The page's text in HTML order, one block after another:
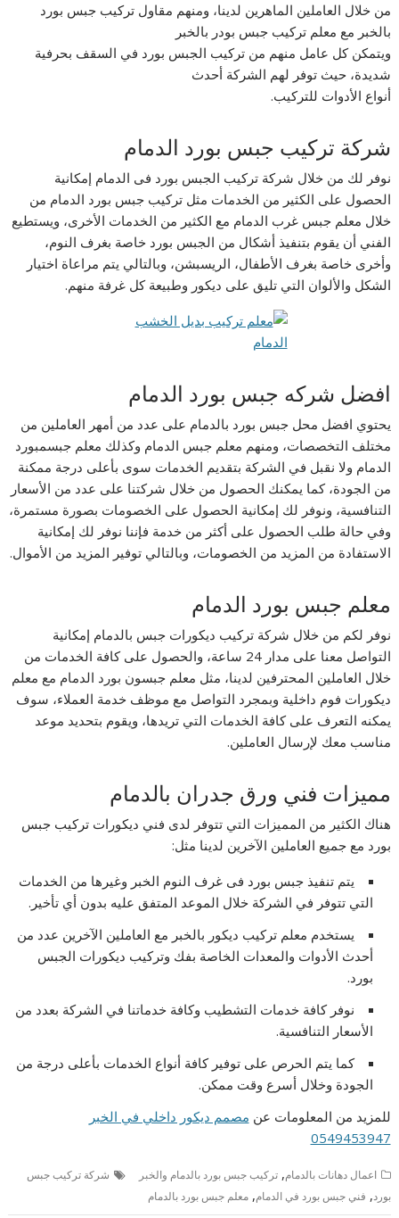
من خلال العاملين الماهرين لدينا، ومنهم مقاول تركيب جبس بورد
بالخبر مع معلم تركيب جبس بودر بالخبر
ويتمكن كل عامل منهم من تركيب الجبس بورد في السقف بحرفية
شديدة، حيث توفر لهم الشركة أحدث
أنواع الأدوات للتركيب.
شركة تركيب جبس بورد الدمام
نوفر لك من خلال شركة تركيب الجبس بورد فى الدمام إمكانية
الحصول على الكثير من الخدمات مثل تركيب جبس بورد الدمام من
خلال معلم جبس غرب الدمام مع الكثير من الخدمات الأخرى، ويستطيع
الفني أن يقوم بتنفيذ أشكال من الجبس بورد خاصة بغرف النوم،
وأخرى خاصة بغرف الأطفال، الريسبشن، وبالتالي يتم مراعاة اختيار
الشكل والألوان التي تليق على ديكور وطبيعة كل غرفة منهم.
افضل شركه جبس بورد الدمام
يحتوي افضل محل جبس بورد بالدمام على عدد من أمهر العاملين من
مختلف التخصصات، ومنهم معلم جبس الدمام وكذلك معلم جبسمبورد
الدمام ولا نقبل في الشركة بتقديم الخدمات سوى بأعلى درجة ممكنة
من الجودة، كما يمكنك الحصول من خلال شركتنا على عدد من الأسعار
التنافسية، ونوفر لك إمكانية الحصول على الخصومات بصورة مستمرة،
وفي حالة طلب الحصول على أكثر من خدمة فإننا نوفر لك إمكانية
الاستفادة من المزيد من الخصومات، وبالتالي توفير المزيد من الأموال.
معلم جبس بورد الدمام
نوفر لكم من خلال شركة تركيب ديكورات جبس بالدمام إمكانية
التواصل معنا على مدار 24 ساعة، والحصول على كافة الخدمات من
خلال العاملين المحترفين لدينا، مثل معلم جبسون بورد الدمام مع معلم
ديكورات فوم داخلية وبمجرد التواصل مع موظف خدمة العملاء، سوف
يمكنه التعرف على كافة الخدمات التي تريدها، ويقوم بتحديد موعد
مناسب معك لإرسال العاملين.
مميزات فني ورق جدران بالدمام
هناك الكثير من المميزات التي تتوفر لدى فني ديكورات تركيب جبس
بورد مع جميع العاملين الآخرين لدينا مثل:
يتم تنفيذ جبس بورد فى غرف النوم الخبر وغيرها من الخدمات
التي تتوفر في الشركة خلال الموعد المتفق عليه بدون أي تأخير.
يستخدم معلم تركيب ديكور بالخبر مع العاملين الآخرين عدد من
أحدث الأدوات والمعدات الخاصة بفك وتركيب ديكورات الجبس
بورد.
نوفر كافة خدمات التشطيب وكافة خدماتنا في الشركة بعدد من
الأسعار التنافسية.
كما يتم الحرص على توفير كافة أنواع الخدمات بأعلى درجة من
الجودة وخلال أسرع وقت ممكن.
للمزيد من المعلومات عن مصمم ديكور داخلي في الخبر
0549453947
اعمال دهانات بالدمام,تركيب جبس بورد بالدمام والخبر
شركة تركيب جبس
بورد, فني جبس بورد في الدمام,معلم جبس بورد بالدمام